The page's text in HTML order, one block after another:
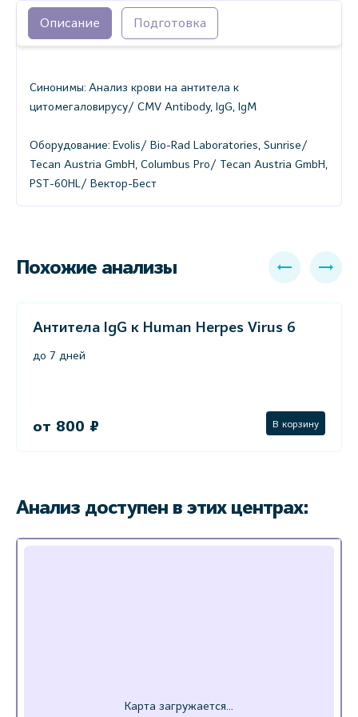
Описание Подготовка
Синонимы: Анализ крови на антитела к
цитомегаловирусу/ CMV Antibody, IgG, IgM
Оборудование: Evolis/ Bio-Rad Laboratories, Sunrise/
Tecan Austria GmbH, Columbus Pro/ Tecan Austria GmbH,
PST-60HL/ Вектор-Бест
Похожие анализы
Антитела IgG к Human Herpes Virus 6
до 7 дней
от 800 ₽ В корзину
Анализ доступен в этих центрах: